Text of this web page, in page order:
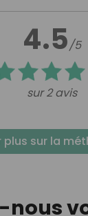
4.5/5
sur 2 avis
plus sur la
nous